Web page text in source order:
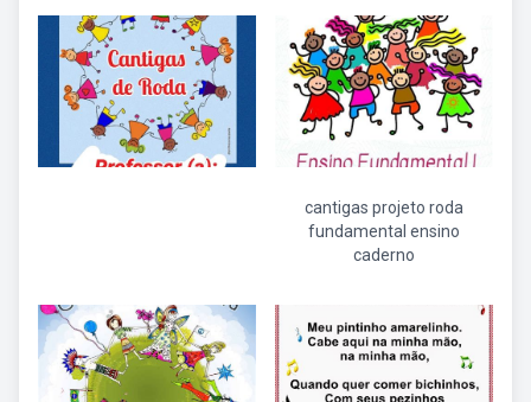
cantigas projeto roda
fundamental ensino
caderno